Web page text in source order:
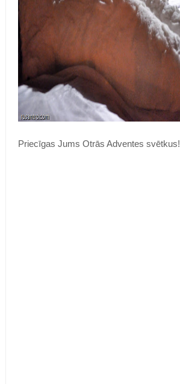
Priecīgas Jums Otrās Adventes svētkus!